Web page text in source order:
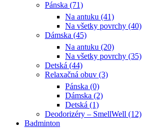
Pánska (71)
Na antuku (41)
Na všetky povrchy (40)
Dámska (45)
Na antuku (20)
Na všetky povrchy (35)
Detská (44)
Relaxačná obuv (3)
Pánska (0)
Dámska (2)
Detská (1)
Deodorizéry – SmellWell (12)
Badminton